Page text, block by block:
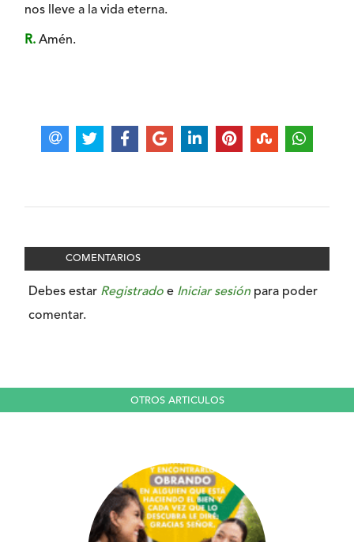
nos lleve a la vida eterna.
R. Amén.
COMENTARIOS
Debes estar Registrado e Iniciar sesión para poder
comentar.
OTROS ARTICULOS